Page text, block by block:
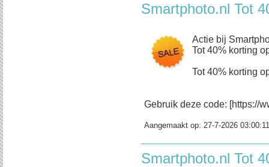
Smartphoto.nl Tot
Actie bij
Tot 40% korting
Tot 40% korting
Gebruik deze code: [https://
Aangemaakt op: 27-7-2026 03:00:11
Smartphoto.nl Tot